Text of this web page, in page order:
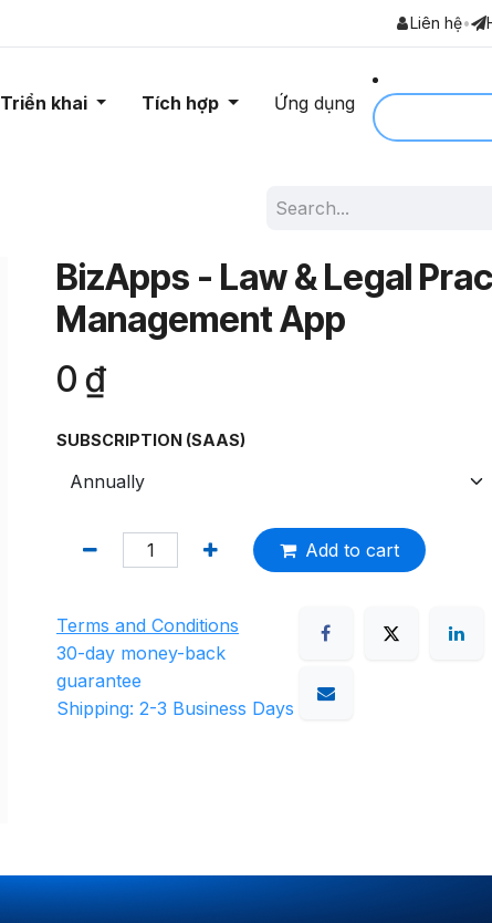
Liên hệ•
Triển khai Tích hợp Ứng dụng
BizApps - Law & Legal
Management App
0 ₫
SUBSCRIPTION (SAAS)
Add to cart
Terms and Conditions
30-day money-back
guarantee
Shipping: 2-3 Business Days